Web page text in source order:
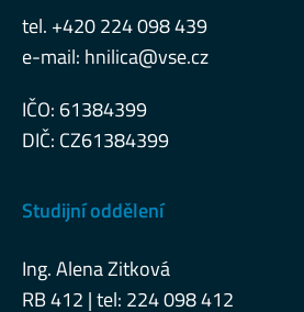
tel. +420 224 098 439
e-mail: hnilica@vse.cz
IČO: 61384399
DIČ: CZ61384399
Studijní oddělení
Ing. Alena Zitková
RB 412 | tel: 224 098 412